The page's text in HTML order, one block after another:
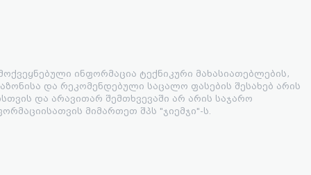
ინფორმაცია ტექნიკური მახასიათებლების,
და რეკომენდებული საცალო ფასების შესახებ არის
და არავითარ შემთხვევაში არ არის საჯარო
მიმართეთ შპს "ჯიემჯი"-ს.